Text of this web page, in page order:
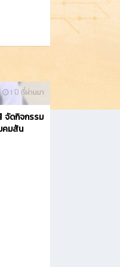
1 ปี ที่ผ่านมา
จัดกิจกรรม
คมสัน